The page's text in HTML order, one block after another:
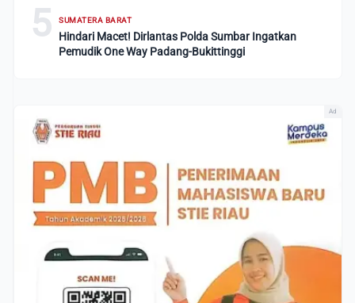
5 SUMATERA BARAT
Hindari Macet! Dirlantas Polda Sumbar Ingatkan
Pemudik One Way Padang-Bukittinggi
Ad